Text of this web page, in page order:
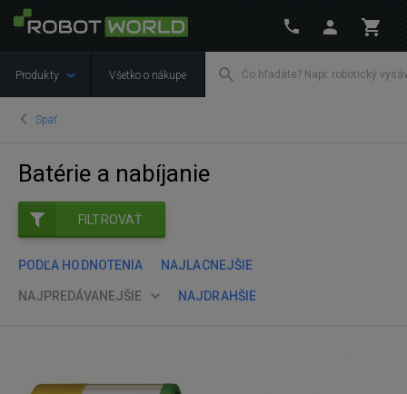
Produkty Všetko o nákupe
Späť
Batérie a nabíjanie
FILTROVAŤ
PODĽA HODNOTENIA NAJLACNEJŠIE
NAJPREDÁVANEJŠIE NAJDRAHŠIE